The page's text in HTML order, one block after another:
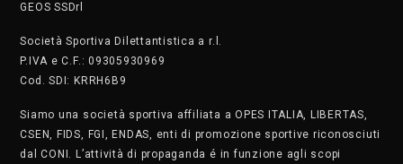
GEOS SSDrl
Società Sportiva Dilettantistica a r.l.
P.IVA e C.F.: 09305930969
Cod. SDI: KRRH6B9
Siamo una società sportiva affiliata a OPES ITALIA, LIBERTAS,
CSEN, FIDS, FGI, ENDAS, enti di promozione sportive riconosciuti
dal CONI. L’attività di propaganda é in funzione agli scopi